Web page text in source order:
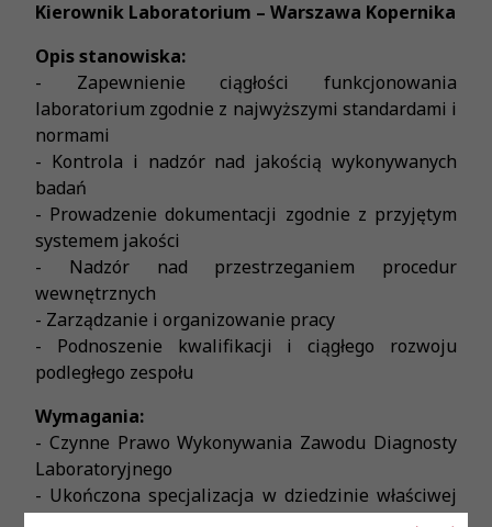
Kierownik Laboratorium – Warszawa Kopernika
Opis stanowiska:
- Zapewnienie ciągłości funkcjonowania
laboratorium zgodnie z najwyższymi standardami i
normami
- Kontrola i nadzór nad jakością wykonywanych
badań
- Prowadzenie dokumentacji zgodnie z przyjętym
systemem jakości
- Nadzór nad przestrzeganiem procedur
wewnętrznych
- Zarządzanie i organizowanie pracy
- Podnoszenie kwalifikacji i ciągłego rozwoju
podległego zespołu
Wymagania:
- Czynne Prawo Wykonywania Zawodu Diagnosty
Laboratoryjnego
- Ukończona specjalizacja w dziedzinie właściwej